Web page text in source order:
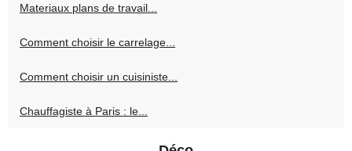
Materiaux plans de travail...
Comment choisir le carrelage...
Comment choisir un cuisiniste...
Chauffagiste à Paris : le...